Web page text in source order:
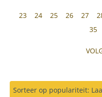
23 24 25 26 27
35
Sorteer op populariteit: